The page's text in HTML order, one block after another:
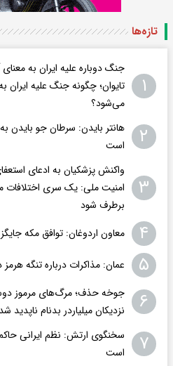
تازه‌ها
۱
جنگ دوباره علیه ایران به
تایوان؛ چگونه جنگ علیه
می‌شود؟
۲
هانتر بایدن: سرطان جو بایدن
است
۳
واکنش پزشکیان به ادعای
امنیت ملی: یک سری
برطرف شود
۴ معاون اردوغان: توافق مکه
۵ عمان: مذاکرات درباره تنگه
۶
جوخه حذف؛ مرگ‌های مرموز
نزدیکان میلیاردر بدنام ناپدید
۷
سخنگوی ارتش: نظم ایرانی
است